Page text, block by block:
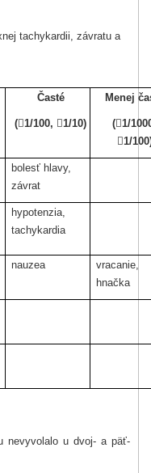
tachykardii, závratu a
Časté
(1/100, 1/10)
Menej
(1/
1/
bolesť hlavy,
závrat
hypotenzia,
tachykardia
nauzea
vracanie,
hnačka
nevyvolalo u dvoj- a päť-